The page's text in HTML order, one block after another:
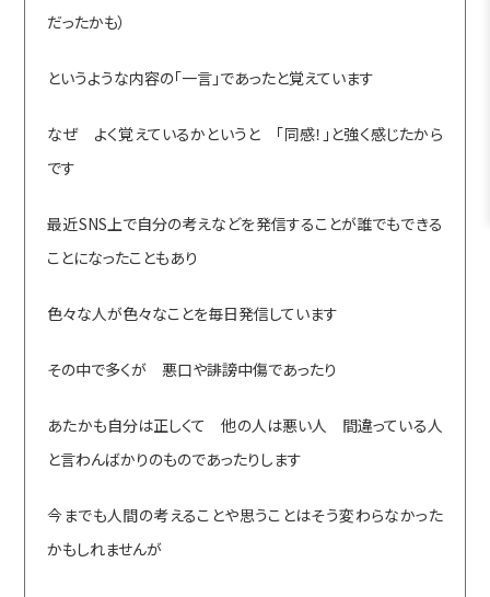
だったかも）
というような内容の「一言」であったと覚えています
なぜ よく覚えているかというと 「同感！」と強く感じたから
です
最近SNS上で自分の考えなどを発信することが誰でもできる
ことになったこともあり
色々な人が色々なことを毎日発信しています
その中で多くが 悪口や誹謗中傷であったり
あたかも自分は正しくて 他の人は悪い人 間違っている人
と言わんばかりのものであったりします
今までも人間の考えることや思うことはそう変わらなかった
かもしれませんが